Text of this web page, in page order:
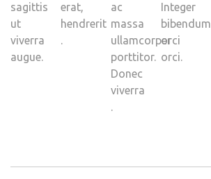
sagittis
ut
viverra
augue.
erat,
hendrerit
.
ac
massa
ullamcorper
porttitor.
Donec
viverra
.
Integer
bibendum
orci
orci.